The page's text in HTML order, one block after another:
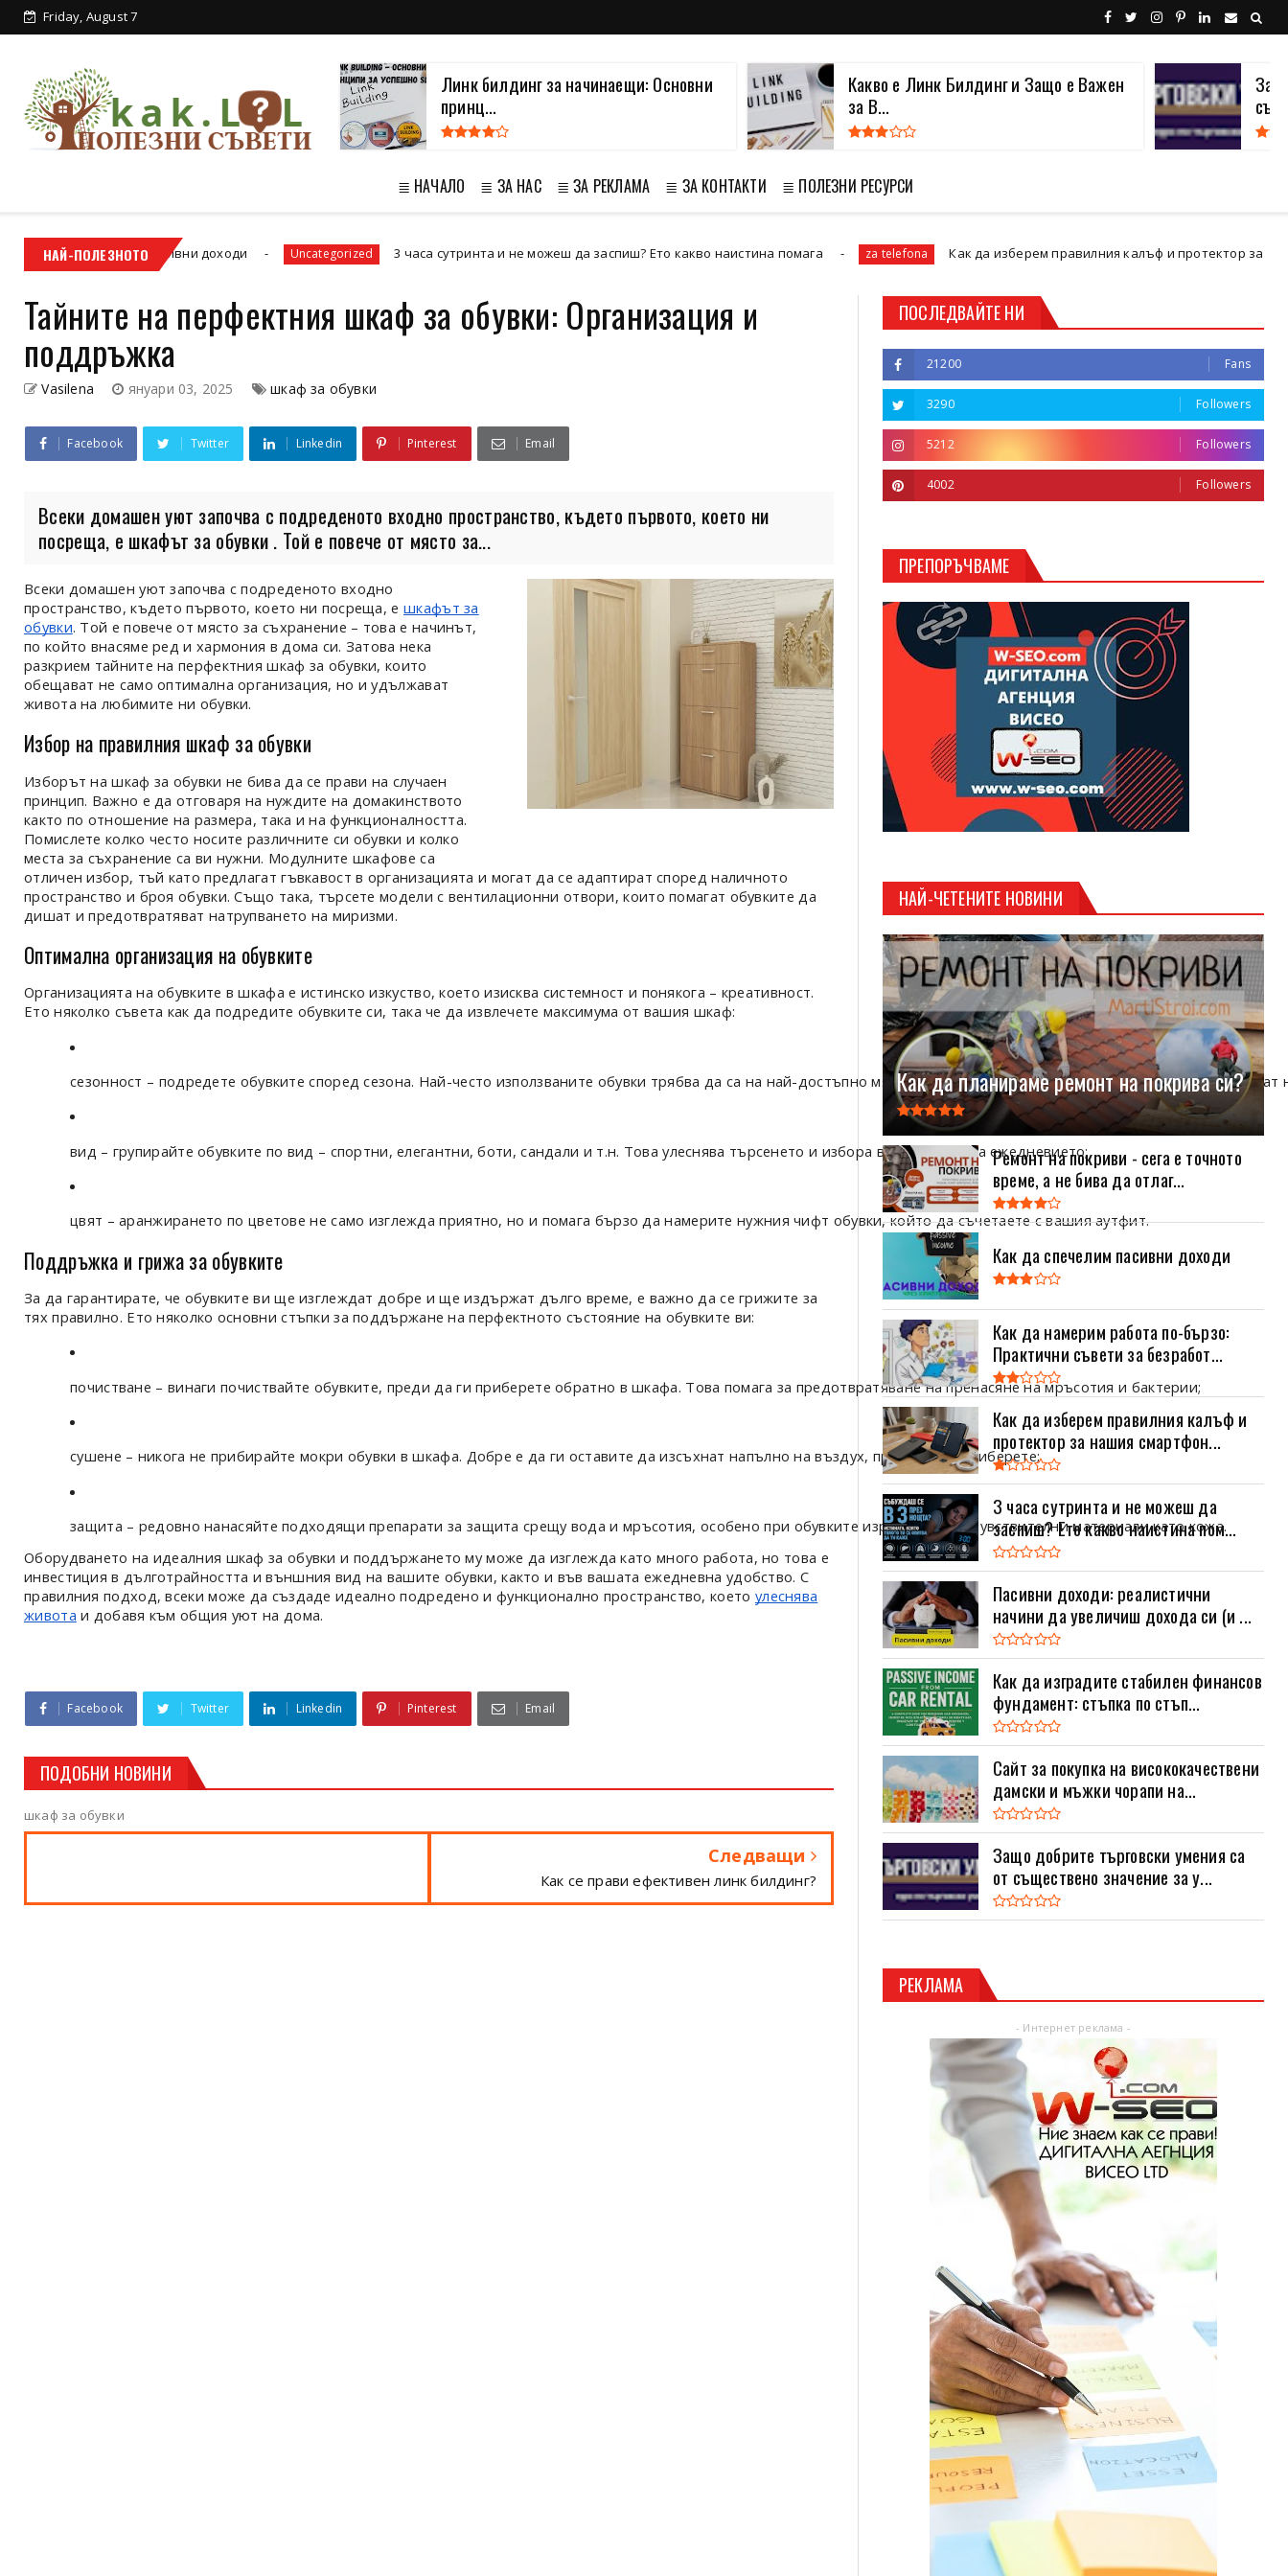
Friday, August 7
От високо: Англия - красотата на
зеленит...
Линк билдинг за начинаещи: Основни
принц...
Какво е Линк Билдинг и Защо е Важен
за В...
≣ НАЧАЛО ≣ ЗА НАС ≣ ЗА РЕКЛАМА ≣ ЗА КОНТАКТИ ≣ ПОЛЕЗНИ РЕСУРСИ
НАЙ-ПОЛЕЗНОТО
спечелим пасивни доходи Uncategorized 3 часа сутринта и не можеш да заспиш? Ето какво наистина помага za telefona Как да изберем правилния калъф и протектор за нашия
Тайните на перфектния шкаф за обувки: Организация и
поддръжка
Vasilena януари 03, 2025 шкаф за обувки
Facebook Twitter Linkedin Pinterest Email
Всеки домашен уют започва с подреденото входно пространство, където първото, което ни
посреща, е шкафът за обувки . Той е повече от място за...
Всеки домашен уют започва с подреденото входно
пространство, където първото, което ни посреща, е шкафът за
обувки. Той е повече от място за съхранение – това е начинът,
по който внасяме ред и хармония в дома си. Затова нека
разкрием тайните на перфектния шкаф за обувки, които
обещават не само оптимална организация, но и удължават
живота на любимите ни обувки.
Избор на правилния шкаф за обувки
Изборът на шкаф за обувки не бива да се прави на случаен
принцип. Важно е да отговаря на нуждите на домакинството
както по отношение на размера, така и на функционалността.
Помислете колко често носите различните си обувки и колко
места за съхранение са ви нужни. Модулните шкафове са
отличен избор, тъй като предлагат гъвкавост в организацията и могат да се адаптират според наличното
пространство и броя обувки. Също така, търсете модели с вентилационни отвори, които помагат обувките да
дишат и предотвратяват натрупването на миризми.
Оптимална организация на обувките
Организацията на обувките в шкафа е истинско изкуство, което изисква системност и понякога – креативност.
Ето няколко съвета как да подредите обувките си, така че да извлечете максимума от вашия шкаф:
сезонност – подредете обувките според сезона. Най-често използваните обувки трябва да са на най-достъпно място, докато тези за специални случаи могат да
вид – групирайте обувките по вид – спортни, елегантни, боти, сандали и т.н. Това улеснява търсенето и избора в бързината на ежедневието;
цвят – аранжирането по цветове не само изглежда приятно, но и помага бързо да намерите нужния чифт обувки, който да съчетаете с вашия аутфит.
Поддръжка и грижа за обувките
За да гарантирате, че обувките ви ще изглеждат добре и ще издържат дълго време, е важно да се грижите за
тях правилно. Ето няколко основни стъпки за поддържане на перфектното състояние на обувките ви:
почистване – винаги почиствайте обувките, преди да ги приберете обратно в шкафа. Това помага за предотвратяване на пренасяне на мръсотия и бактерии;
сушене – никога не прибирайте мокри обувки в шкафа. Добре е да ги оставите да изсъхнат напълно на въздух, преди да ги приберете;
защита – редовно нанасяйте подходящи препарати за защита срещу вода и мръсотия, особено при обувките изработени от чувствителни материали като кожа.
Оборудването на идеалния шкаф за обувки и поддържането му може да изглежда като много работа, но това е
инвестиция в дълготрайността и външния вид на вашите обувки, както и във вашата ежедневна удобство. С
правилния подход, всеки може да създаде идеално подредено и функционално пространство, което улеснява
живота и добавя към общия уют на дома.
Facebook Twitter Linkedin Pinterest Email
ПОДОБНИ НОВИНИ
шкаф за обувки
Следващи
Как се прави ефективен линк билдинг?
ПОСЛЕДВАЙТЕ НИ
21200 Fans
3290 Followers
5212 Followers
4002 Followers
ПРЕПОРЪЧВАМЕ
НАЙ-ЧЕТЕНИТЕ НОВИНИ
Как да планираме ремонт на покрива си?
Ремонт на покриви - сега е точното
време, а не бива да отлаг...
Как да спечелим пасивни доходи
Как да намерим работа по-бързо:
Практични съвети за безработ...
Как да изберем правилния калъф и
протектор за нашия смартфон...
3 часа сутринта и не можеш да
заспиш? Ето какво наистина пом...
Пасивни доходи: реалистични
начини да увеличиш дохода си (и ...
Как да изградите стабилен финансов
фундамент: стъпка по стъп...
Сайт за покупка на висококачествени
дамски и мъжки чорапи на...
Защо добрите търговски умения са
от съществено значение за у...
РЕКЛАМА
- Интернет реклама -